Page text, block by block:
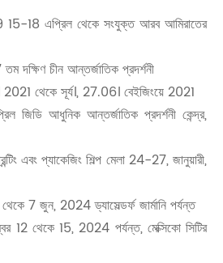
15-18 এপ্রিল থেকে সংযুক্ত আরব আমিরাতের
দক্ষিণ চীন আন্তর্জাতিক প্রদর্শনী
2021 থেকে সূর্য।, 27.06। বেইজিংয়ে 2021
জিডি আধুনিক আন্তর্জাতিক প্রদর্শনী কেন্দ্র,
এবং প্যাকেজিং শিল্প মেলা 24-27, জানুয়ারী,
7 জুন, 2024 ড্যাসেল্ডর্ফ জার্মানি পর্যন্ত
12 থেকে 15, 2024 পর্যন্ত, মেক্সিকো সিটির